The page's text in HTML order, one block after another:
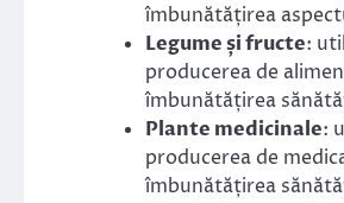
îmbunătățirea
Legume și fructe:
producerea de
îmbunătățirea
Plante medicinale:
producerea de
îmbunătățirea